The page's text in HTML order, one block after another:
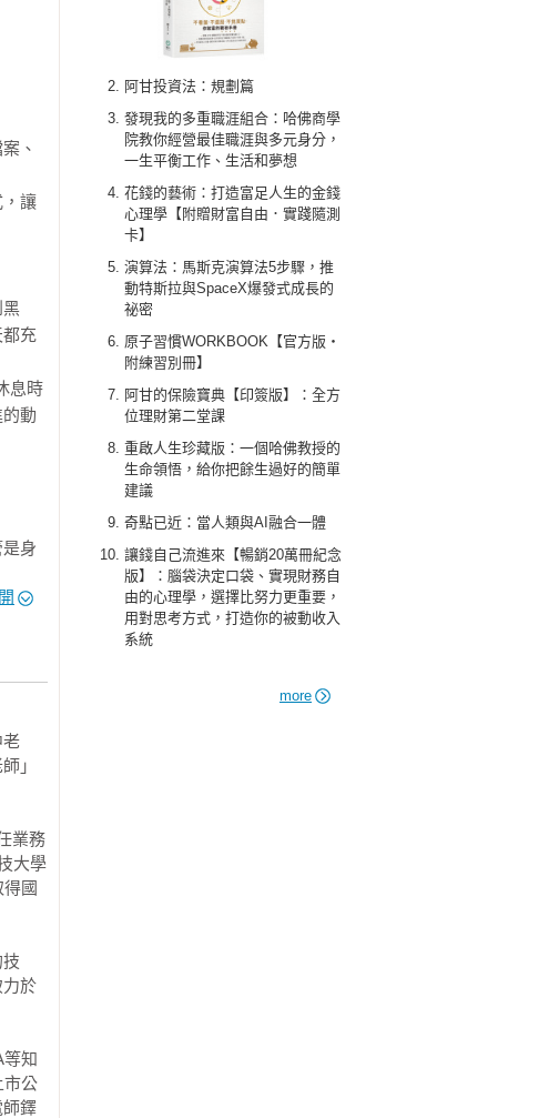
阿甘投資法：規劃篇
發現我的多重職涯組合：哈佛商學
院教你經營最佳職涯與多元身分，
一生平衡工作、生活和夢想
花錢的藝術：打造富足人生的金錢
心理學【附贈財富自由．實踐隨測
卡】
演算法：馬斯克演算法5步驟，推
動特斯拉與SpaceX爆發式成長的
祕密
原子習慣WORKBOOK【官方版‧
附練習別冊】
阿甘的保險寶典【印簽版】：全方
位理財第二堂課
重啟人生珍藏版：一個哈佛教授的
生命領悟，給你把餘生過好的簡單
建議
奇點已近：當人類與AI融合一體
讓錢自己流進來【暢銷20萬冊紀念
版】：腦袋決定口袋、實現財務自
由的心理學，選擇比努力更重要，
用對思考方式，打造你的被動收入
系統
more
、
讓
黑
充
息時
動
身
學
真
生
業
業
老
」
業務
大學
國
於
知
市公
鐸